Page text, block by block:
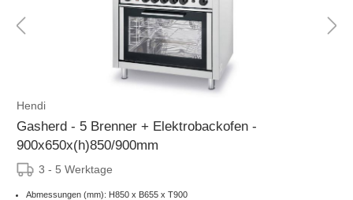
Hendi
Gasherd - 5 Brenner + Elektrobackofen -
900x650x(h)850/900mm
3 - 5 Werktage
Abmessungen (mm): H850 x B655 x T900